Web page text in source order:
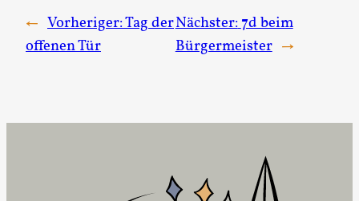
← Vorheriger:Tag der
offenen Tür
Nächster:7d beim
Bürgermeister →